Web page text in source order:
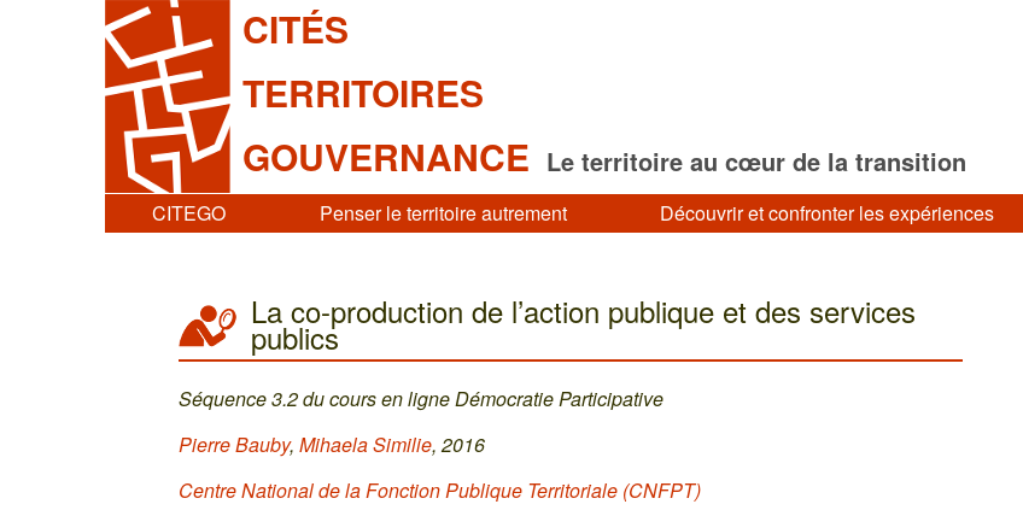
CITÉS
TERRITOIRES
GOUVERNANCE Le territoire au cœur de la transition
CITEGO Penser le territoire autrement Découvrir et confronter les expériences
La co-production de l’action publique et des services
publics
Séquence 3.2 du cours en ligne Démocratie Participative
Pierre Bauby,Mihaela Similie, 2016
Centre National de la Fonction Publique Territoriale (CNFPT)